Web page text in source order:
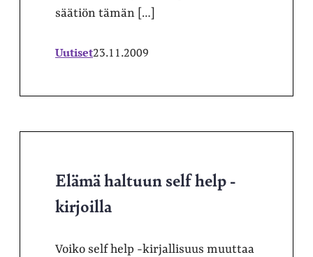
säätiön tämän […]
Uutiset23.11.2009
Elämä haltuun self help -
kirjoilla
Voiko self help -kirjallisuus muuttaa